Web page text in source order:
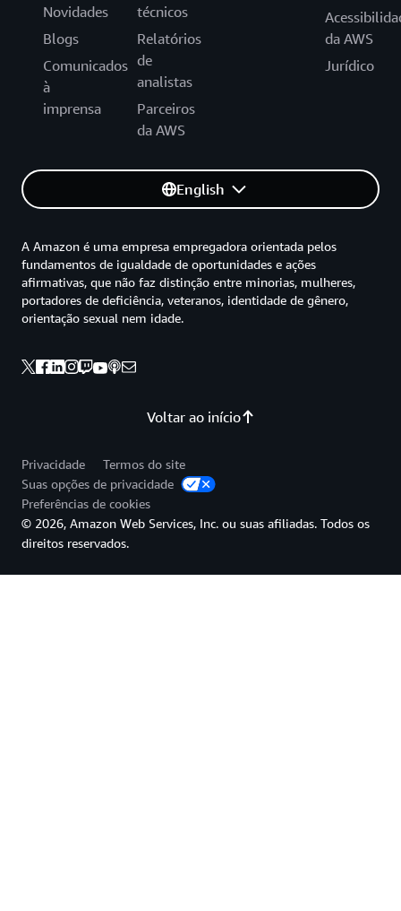
Novidades
Blogs
Comunicados
à
imprensa
técnicos
Relatórios
de
analistas
Parceiros
da AWS
da AWS
Jurídico
English
Voltar ao início
A Amazon é uma empresa empregadora orientada pelos
fundamentos de igualdade de oportunidades e ações
afirmativas, que não faz distinção entre minorias, mulheres,
portadores de deficiência, veteranos, identidade de gênero,
orientação sexual nem idade.
Privacidade
Termos do site
Suas opções de privacidade
Preferências de cookies
© 2026, Amazon Web Services, Inc. ou suas afiliadas. Todos os
direitos reservados.